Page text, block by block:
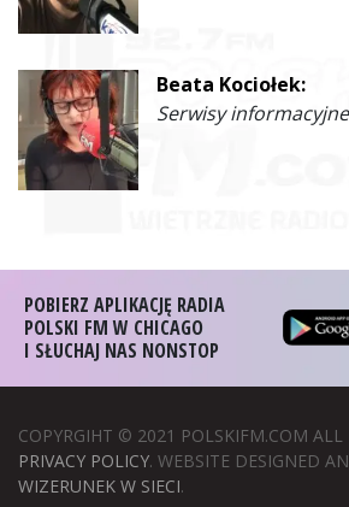
Beata Kociołek:
Serwisy informacyjne
POBIERZ APLIKACJĘ RADIA
POLSKI FM W CHICAGO
I SŁUCHAJ NAS NONSTOP
COPYRGIHT © 2021 POLSKIFM.COM ALL
PRIVACY POLICY. WEBSITE DESIGNED
WIZERUNEK W SIECI.